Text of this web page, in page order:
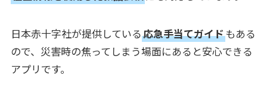
日本赤十字社が提供している応急手当てガイドもある
ので、災害時の焦ってしまう場面にあると安心できる
アプリです。